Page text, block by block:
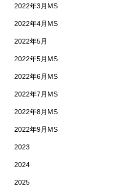
2022年3月MS
2022年4月MS
2022年5月
2022年5月MS
2022年6月MS
2022年7月MS
2022年8月MS
2022年9月MS
2023
2024
2025